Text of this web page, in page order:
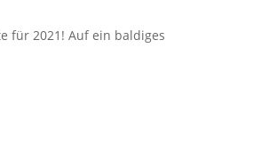
für 2021! Auf ein baldiges